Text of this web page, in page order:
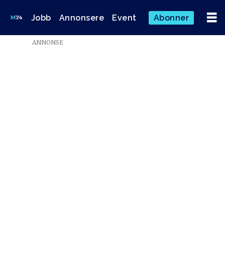
Jobb Annonsere Event Abonner
ANNONSE